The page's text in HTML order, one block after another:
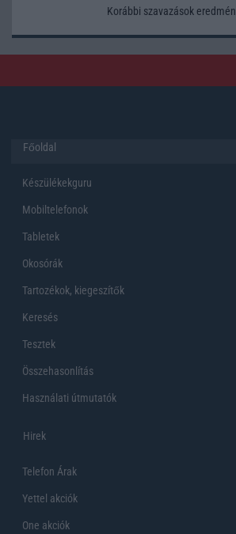
Korábbi szavazások
Főoldal
Készülékekguru
Mobiltelefonok
Tabletek
Okosórák
Tartozékok, kiegeszítők
Keresés
Tesztek
Összehasonlítás
Használati útmutatók
Hirek
Telefon Árak
Yettel akciók
One akciók